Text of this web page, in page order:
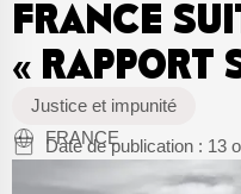
FRANCE
« RAPPORT
Justice et impunité
FRANCE
Date de publication : 13